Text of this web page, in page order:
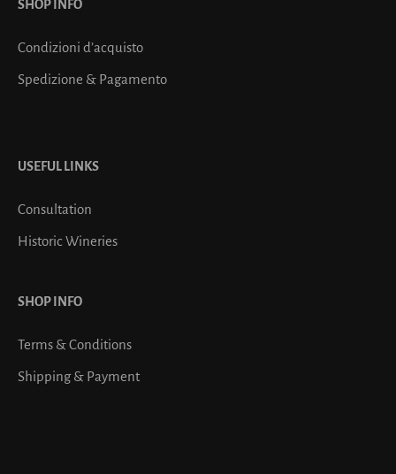
SHOP INFO
Condizioni d’acquisto
Spedizione & Pagamento
USEFUL LINKS
Consultation
Historic Wineries
SHOP INFO
Terms & Conditions
Shipping & Payment